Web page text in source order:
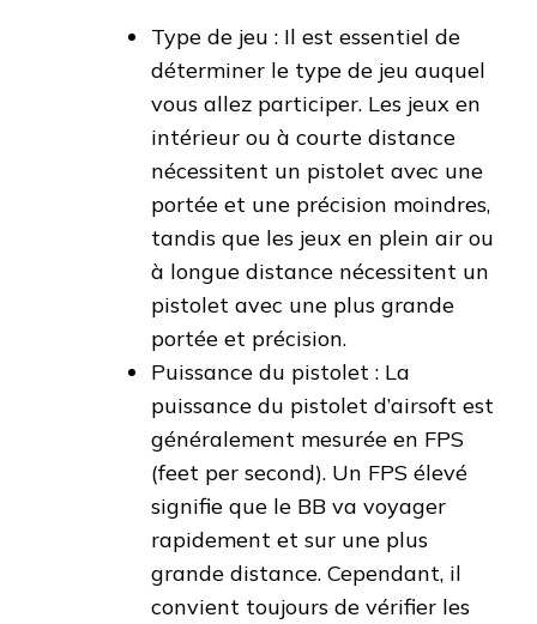
Type de jeu : Il est essentiel de
déterminer le type de jeu auquel
vous allez participer. Les jeux en
intérieur ou à courte distance
nécessitent un pistolet avec une
portée et une précision moindres,
tandis que les jeux en plein air ou
à longue distance nécessitent un
pistolet avec une plus grande
portée et précision.
Puissance du pistolet : La
puissance du pistolet d’airsoft est
généralement mesurée en FPS
(feet per second). Un FPS élevé
signifie que le BB va voyager
rapidement et sur une plus
grande distance. Cependant, il
convient toujours de vérifier les